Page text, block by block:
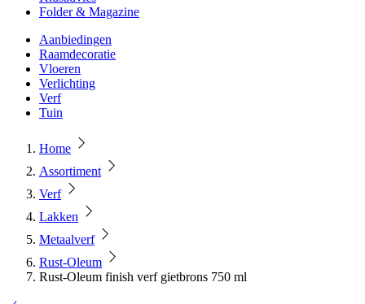
Folder & Magazine
Aanbiedingen
Raamdecoratie
Vloeren
Verlichting
Verf
Tuin
Home
Assortiment
Verf
Lakken
Metaalverf
Rust-Oleum
Rust-Oleum finish verf gietbrons 750 ml